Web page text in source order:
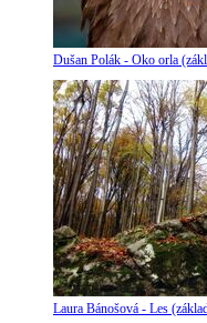
Dušan Polák - Oko orla
Laura Bánošová - Les